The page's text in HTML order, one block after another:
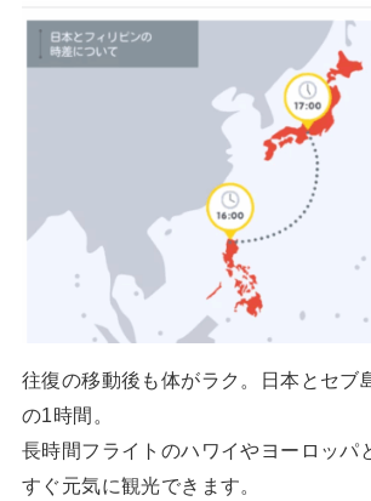
往復の移動後も体がラク。日本とセブ
の1時間。
長時間フライトのハワイやヨーロッパ
すぐ元気に観光できます。